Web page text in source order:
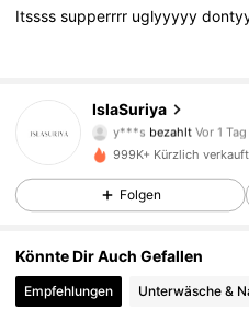
Itsssssupperrrr uglyyyyy
IslaSuriya
4,47
19K Follower
y***s bezahlt Vor 1 Tag
Vor 3 Stunden
4,47 19K Follower
4,47 19K Follower
999K+ Kürzlich verkauft
Folgen
Könnte Dir Auch Gefallen
Empfehlungen Unterwäsche &